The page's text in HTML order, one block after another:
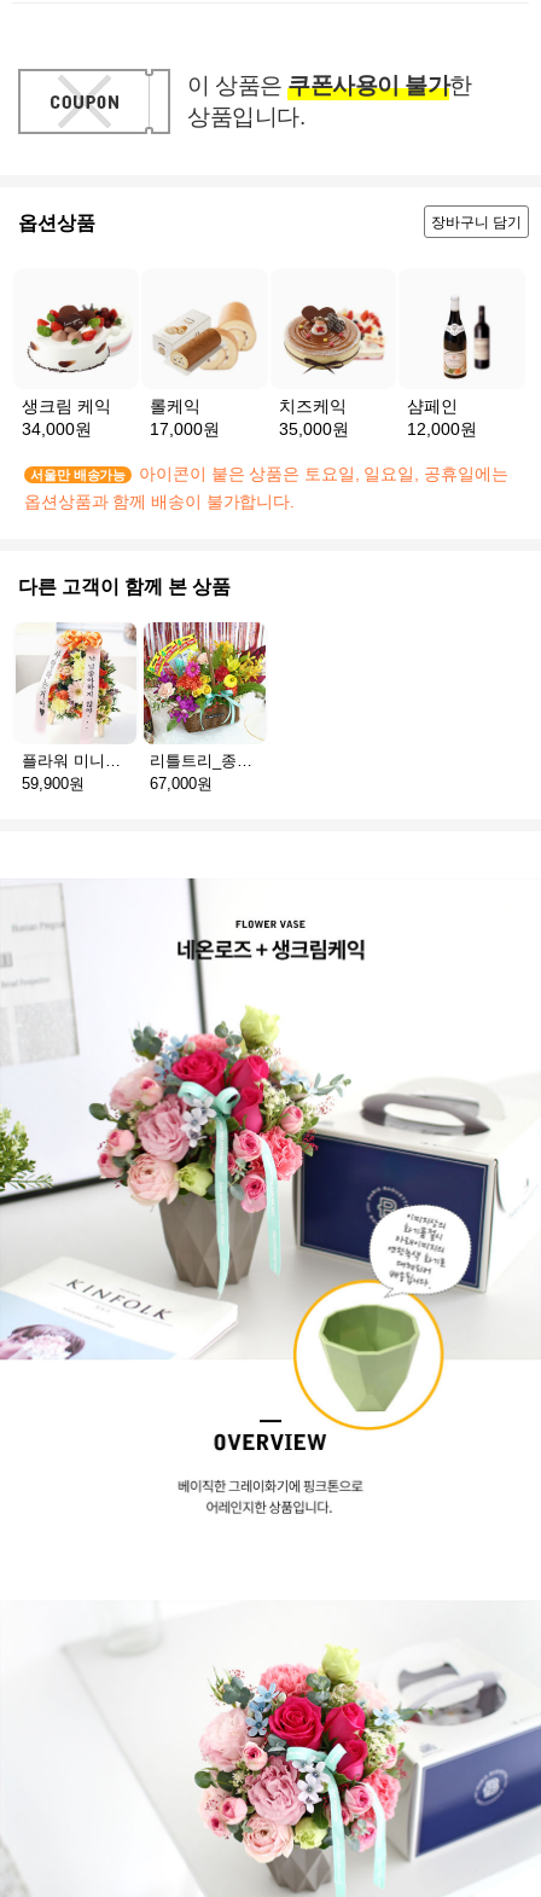
이 상품은 쿠폰사용이 불가한
상품입니다.
옵션상품 장바구니 담기
생크림 케익
34,000원
롤케익
17,000원
치즈케익
35,000원
샴페인
12,000원
서울만 배송가능
아이콘이 붙은 상품은 토요일, 일요일, 공휴일에는
옵션상품과 함께 배송이 불가합니다.
다른 고객이 함께 본 상품
59,900원
67,000원